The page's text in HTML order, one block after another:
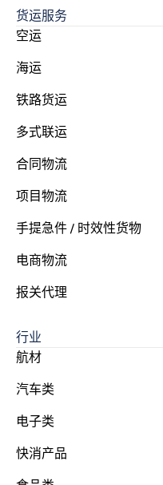
货运服务
空运
海运
铁路货运
多式联运
合同物流
项目物流
手提急件 / 时效性货物
电商物流
报关代理
行业
航材
汽车类
电子类
快消产品